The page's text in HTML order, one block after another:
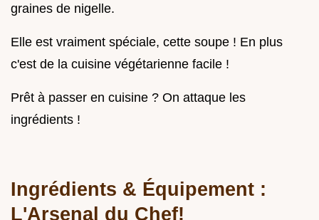
graines de nigelle.
Elle est vraiment spéciale, cette soupe ! En plus
c'est de la cuisine végétarienne facile !
Prêt à passer en cuisine ? On attaque les
ingrédients !
Ingrédients & Équipement :
L'Arsenal du Chef!